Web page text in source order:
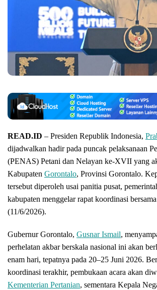
READ.ID – Presiden Republik Indonesia,
dijadwalkan hadir pada puncak pelaksanaan
(PENAS) Petani dan Nelayan ke-XVII yang
Kabupaten Gorontalo, Provinsi Gorontalo.
tersebut diperoleh usai panitia pusat,
kabupaten menggelar rapat koordinasi
(11/6/2026).
​Gubernur Gorontalo, Gusnar Ismail,
perhelatan akbar berskala nasional ini akan
enam hari, tepatnya pada 20–25 Juni 2026.
koordinasi terakhir, pembukaan acara akan
Kementerian Pertanian, sementara Kepala